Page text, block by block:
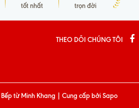
tốt nhất
trọn đời
THEO DÕI CHÚNG TÔI
Bếp từ Minh Khang Cung cấp bởiSapo